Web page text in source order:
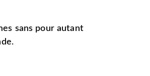
sans pour autant